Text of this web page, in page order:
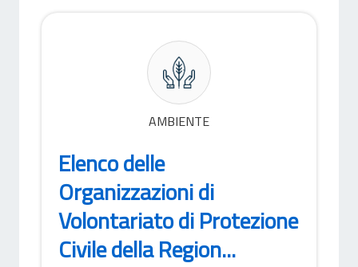
AMBIENTE
Elenco delle
Organizzazioni di
Volontariato di Protezione
Civile della Region...